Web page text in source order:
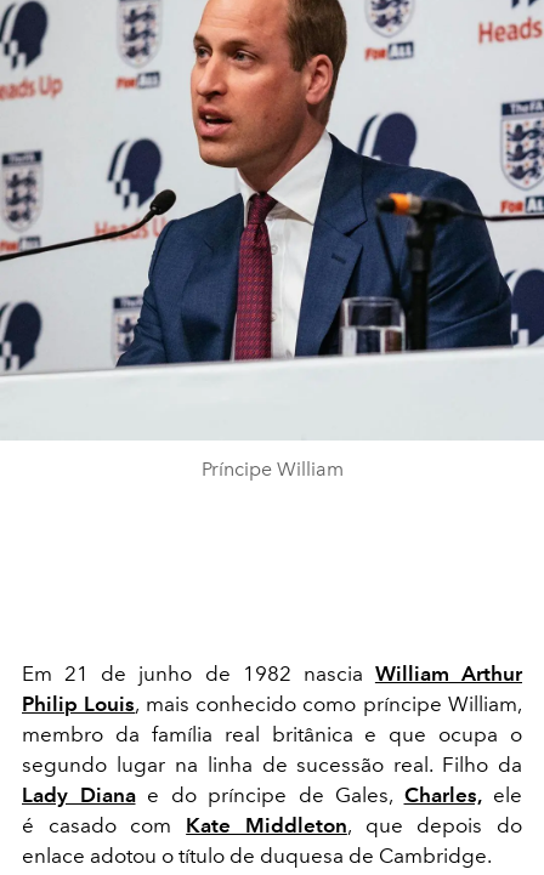
Príncipe William
Em 21 de junho de 1982 nascia William Arthur
Philip Louis, mais conhecido como príncipe William,
membro da família real britânica e que ocupa o
segundo lugar na linha de sucessão real. Filho da
Lady Dianae do príncipe de Gales, Charles,ele
é casado com
Kate Middleton, que depois do
enlace adotou o título de duquesa de Cambridge.